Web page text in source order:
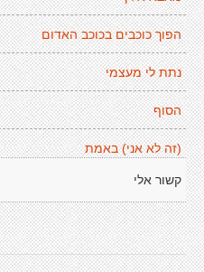
הפוך כוכבים בכוכב האדום
נתת לי מעצמי
הסוף
(זה לא אני) באמת
קשור אלי